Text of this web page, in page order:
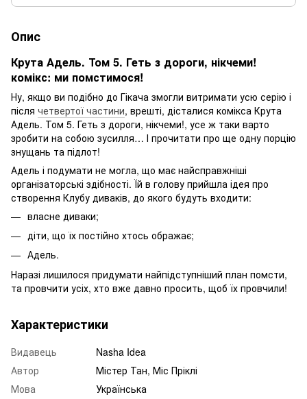
Опис
Крута Адель. Том 5. Геть з дороги, нікчеми!
комікс: ми помстимося!
Ну, якщо ви подібно до Гікача змогли витримати усю серію і
після четвертої частини, врешті, дісталися комікса Крута
Адель. Том 5. Геть з дороги, нікчеми!, усе ж таки варто
зробити на собою зусилля… І прочитати про ще одну порцію
знущань та підлот!
Адель і подумати не могла, що має найсправжніші
організаторські здібності. Їй в голову прийшла ідея про
створення Клубу диваків, до якого будуть входити:
власне диваки;
діти, що їх постійно хтось ображає;
Адель.
Наразі лишилося придумати найпідступніший план помсти,
та провчити усіх, хто вже давно просить, щоб їх провчили!
Характеристики
Видавець
Nasha Idea
Автор
Містер Тан, Міс Пріклі
Мова
Українська